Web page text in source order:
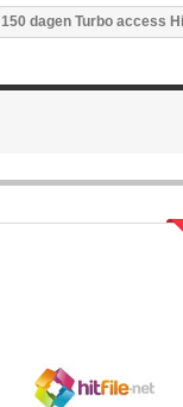
150 dagen Turbo access